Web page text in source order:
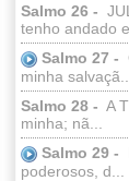
Salmo 26 -
tenho andado
Salmo 27 -
minha salvaçã...
Salmo 28 - A
minha; nã...
Salmo 29 -
poderosos, d...